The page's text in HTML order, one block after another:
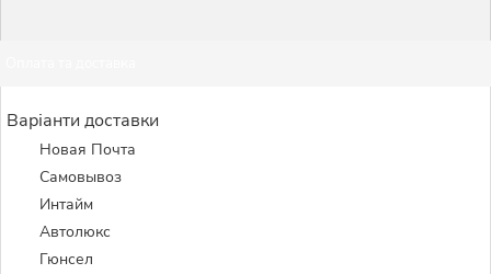
Варіанти доставки
Новая Почта
Самовывоз
Интайм
Автолюкс
Гюнсел